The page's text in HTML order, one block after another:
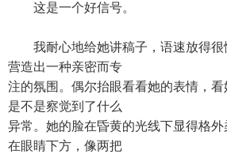
这是一个好信号。
我耐心地给她讲稿子，语速放得很
营造出一种亲密而专
注的氛围。偶尔抬眼看看她的表情，看
是不是察觉到了什么
异常。她的脸在昏黄的光线下显得格
在眼睛下方，像两把